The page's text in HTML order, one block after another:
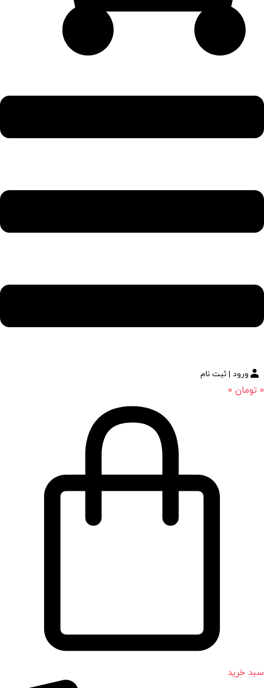
ورود | ثبت نام
0 تومان 0
سبد خرید